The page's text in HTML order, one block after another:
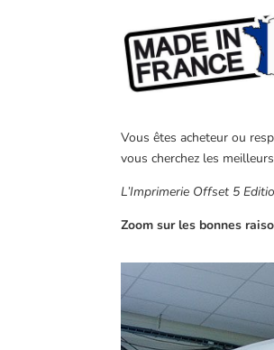
Vous êtes acheteur ou
vous cherchez les
L’Imprimerie Offset 5
Zoom sur les bonnes